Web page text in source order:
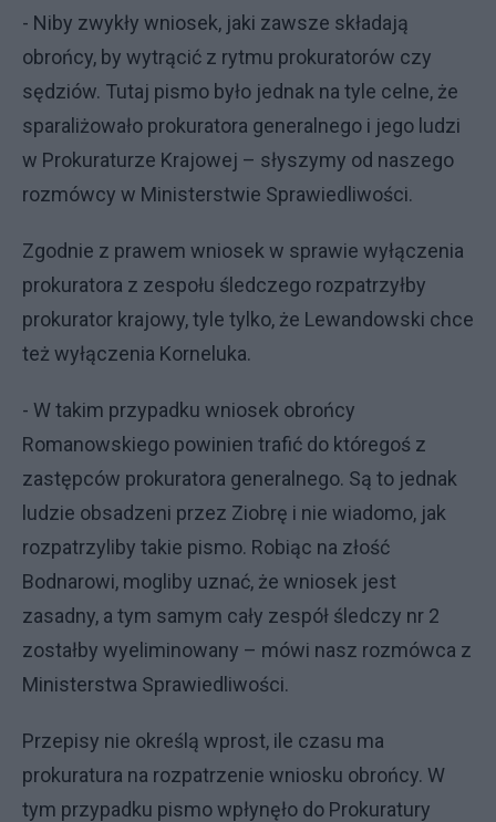
- Niby zwykły wniosek, jaki zawsze składają
obrońcy, by wytrącić z rytmu prokuratorów czy
sędziów. Tutaj pismo było jednak na tyle celne, że
sparaliżowało prokuratora generalnego i jego ludzi
w Prokuraturze Krajowej – słyszymy od naszego
rozmówcy w Ministerstwie Sprawiedliwości.
Zgodnie z prawem wniosek w sprawie wyłączenia
prokuratora z zespołu śledczego rozpatrzyłby
prokurator krajowy, tyle tylko, że Lewandowski chce
też wyłączenia Korneluka.
- W takim przypadku wniosek obrońcy
Romanowskiego powinien trafić do któregoś z
zastępców prokuratora generalnego. Są to jednak
ludzie obsadzeni przez Ziobrę i nie wiadomo, jak
rozpatrzyliby takie pismo. Robiąc na złość
Bodnarowi, mogliby uznać, że wniosek jest
zasadny, a tym samym cały zespół śledczy nr 2
zostałby wyeliminowany – mówi nasz rozmówca z
Ministerstwa Sprawiedliwości.
Przepisy nie określą wprost, ile czasu ma
prokuratura na rozpatrzenie wniosku obrońcy. W
tym przypadku pismo wpłynęło do Prokuratury